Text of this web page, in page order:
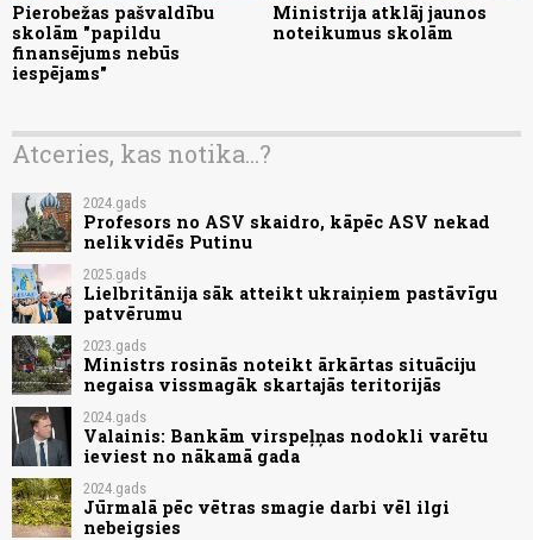
Pierobežas pašvaldību
skolām "papildu
finansējums nebūs
iespējams"
Ministrija atklāj jaunos
noteikumus skolām
Atceries, kas notika...?
2024.gads
Profesors no ASV skaidro, kāpēc ASV nekad
nelikvidēs Putinu
2025.gads
Lielbritānija sāk atteikt ukraiņiem pastāvīgu
patvērumu
2023.gads
Ministrs rosinās noteikt ārkārtas situāciju
negaisa vissmagāk skartajās teritorijās
2024.gads
Valainis: Bankām virspeļņas nodokli varētu
ieviest no nākamā gada
2024.gads
Jūrmalā pēc vētras smagie darbi vēl ilgi
nebeigsies